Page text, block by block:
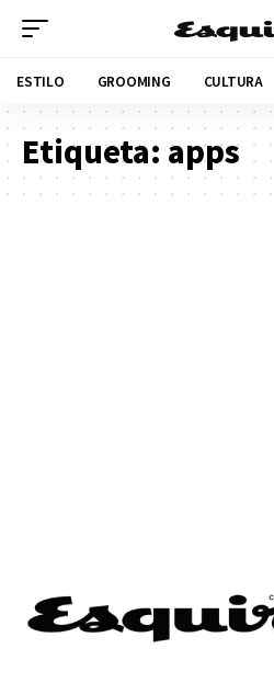
ESTILO GROOMING CULTURA
Etiqueta: apps